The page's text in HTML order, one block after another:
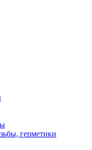
герметики